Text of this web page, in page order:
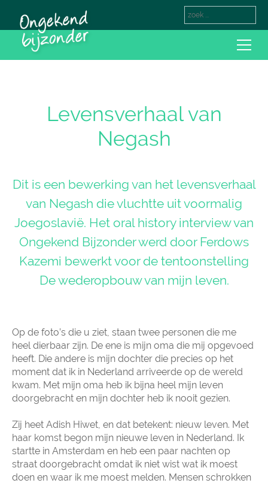
Levensverhaal van
Negash
Dit is een bewerking van het levensverhaal
van Negash die vluchtte uit voormalig
Joegoslavië. Het oral history interview van
Ongekend Bijzonder werd door Ferdows
Kazemi bewerkt voor de tentoonstelling
De wederopbouw van mijn leven.
Op de foto’s die u ziet, staan twee personen die me
heel dierbaar zijn. De ene is mijn oma die mij opgevoed
heeft. Die andere is mijn dochter die precies op het
moment dat ik in Nederland arriveerde op de wereld
kwam. Met mijn oma heb ik bijna heel mijn leven
doorgebracht en mijn dochter heb ik nooit gezien.
Zij heet Adish Hiwet, en dat betekent: nieuw leven. Met
haar komst begon mijn nieuwe leven in Nederland. Ik
startte in Amsterdam en heb een paar nachten op
straat doorgebracht omdat ik niet wist wat ik moest
doen en waar ik me moest melden. Mensen schrokken